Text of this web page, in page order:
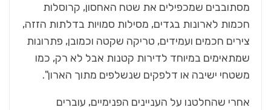
מסתובבים שמכפילים את שטח האחסון, קרוסלות
חכמות לארונות בגדים, מסילות סמויות בדלתות הזזה,
צירים חכמים ועמידים, טריקה שקטה וכמובן, פתרונות
שמתאימים במיוחד לדירות קטנות אבל לא רק, כמו
משטחי ישיבה או דלפקים שנשלפים מתוך הארון".
אחרי שהחלטנו על העניינים הפנימיים, עוברים